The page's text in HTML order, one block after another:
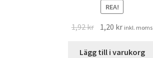
REA!
1,92kr Det
priset
1,20 krDet
priset
inkl. moms
Lägg till i varukorg